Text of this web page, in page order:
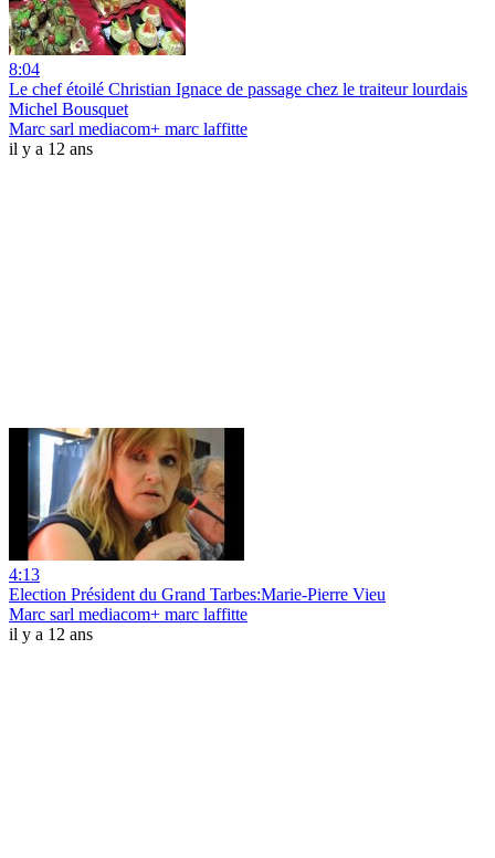
8:04
Le chef étoilé Christian Ignace de passage chez le traiteur lourdais
Michel Bousquet
Marc sarl mediacom+ marc laffitte
il y a 12 ans
4:13
Election Président du Grand Tarbes:Marie-Pierre Vieu
Marc sarl mediacom+ marc laffitte
il y a 12 ans